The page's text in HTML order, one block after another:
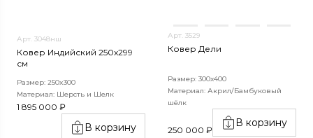
Арт. 3048нш
Ковер Индийский 250x299
см
Размер: 250x300
Материал: Шерсть и Шелк
1 895 000 ₽
В корзину
Арт. 3529
Ковер Дели
Размер: 300х400
Материал: Акрил/Бамбуковый
шёлк
250 000 ₽
В корзину